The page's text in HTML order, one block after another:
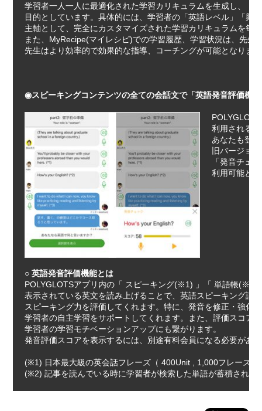
学習者一人一人に最適化された学習カリキュラムを生成し、「
目的としています。具体的には、学習者の「英語レベル」「興
主軸として、完全にカスタマイズされた学習カリキュラムを毎
また、MyRecipe(マイレシピ)での学習履歴、学習状況は、先生
先生はより効率的で効果的な指導、コーチングが可能となりま
◉スピーキングコンテンツの全ての会話文で「英語発音評価機
利用される
あなたも登
旧バージョ
「発音チェ
利用可能と
○ 英語発音評価機能とは
POLYGLOTSアプリ内の「 スピーキング(※1) 」「 単語帳(※2)
表示されている英文を読み上げることで、英語スピーキング評
スピーキング力を評価してくれます。特に、発音を修正・強化
学習者の自主学習をサポートしてくれます。また、評価スコア
学習者の学習モチベーションアップにも繋がります。
発音評価スコアを表示するには、別途有料会員になる必要があ
(※1) 日本最大級の英会話フレーズ（ 400Unit , 1,000フレーズ